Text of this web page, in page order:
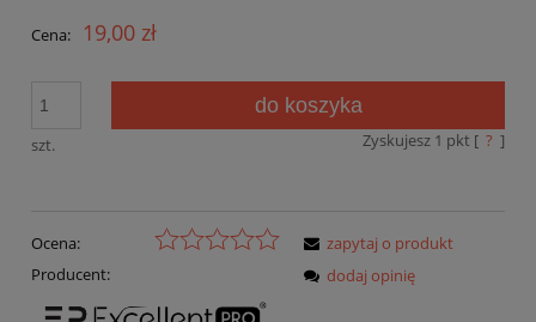
Cena: 19,00 zł
szt.
do koszyka
Zyskujesz 1 pkt [ ? ]
Ocena:
Producent:
zapytaj o produkt
dodaj opinię